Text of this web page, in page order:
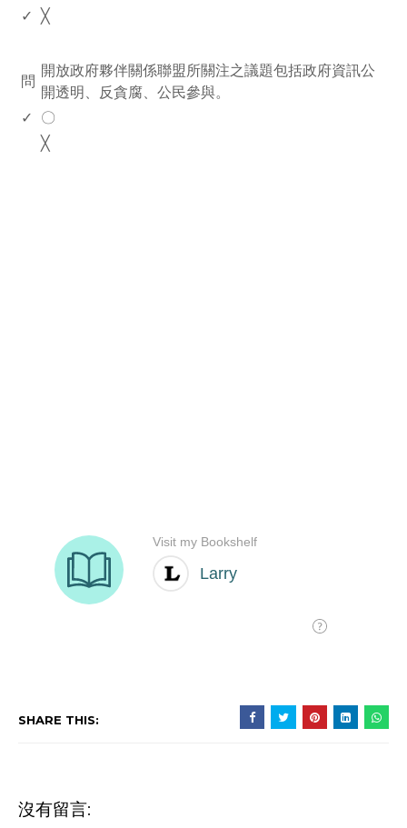
✓ ╳
問
開放政府夥伴關係聯盟所關注之議題包括政府資訊公
開透明、反貪腐、公民參與。
✓
〇
╳
SHARE THIS:
沒有留言: